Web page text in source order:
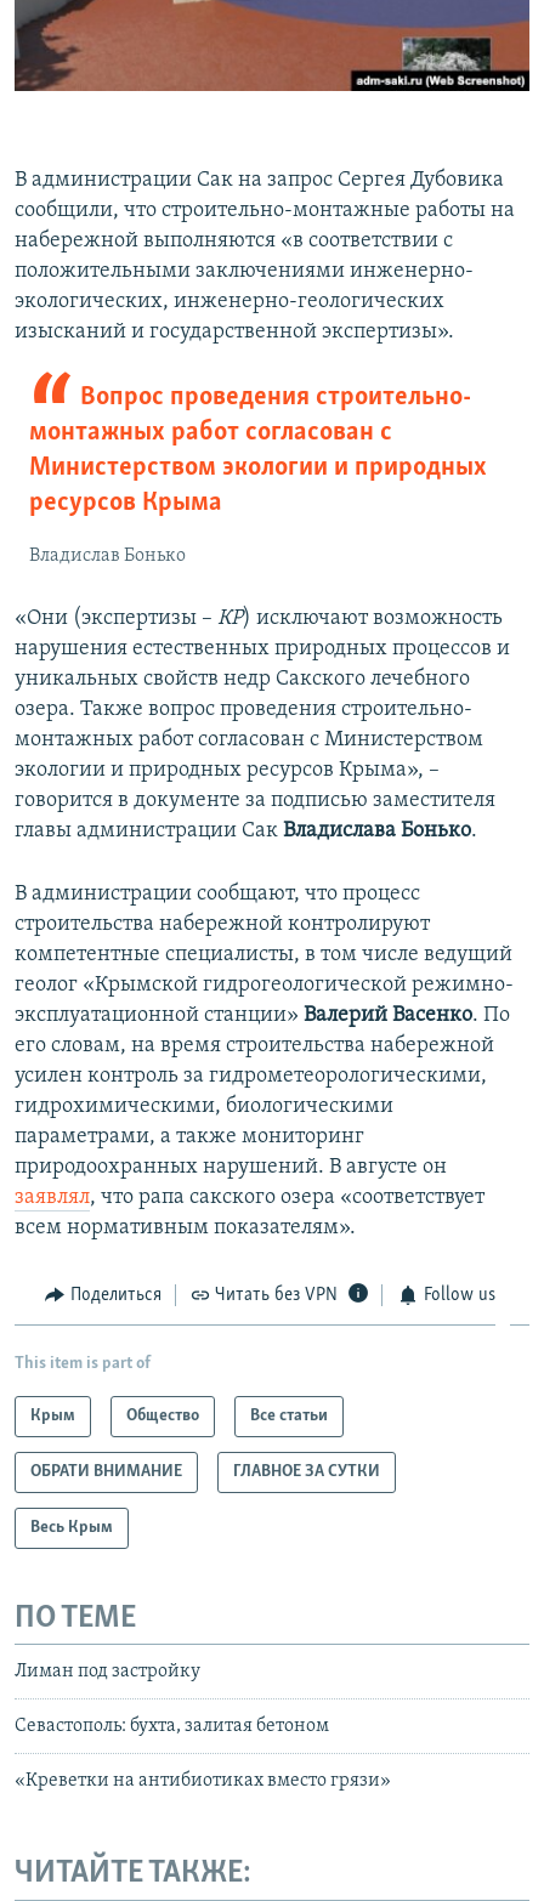
В администрации Сак на запрос Сергея Дубовика
сообщили, что строительно-монтажные работы на
набережной выполняются «в соответствии с
положительными заключениями инженерно-
экологических, инженерно-геологических
изысканий и государственной экспертизы».
Вопрос проведения строительно-
монтажных работ согласован с
Министерством экологии и природных
ресурсов Крыма
Владислав Бонько
«Они (экспертизы – КР) исключают возможность
нарушения естественных природных процессов и
уникальных свойств недр Сакского лечебного
озера. Также вопрос проведения строительно-
монтажных работ согласован с Министерством
экологии и природных ресурсов Крыма», –
говорится в документе за подписью заместителя
главы администрации Сак Владислава Бонько.
В администрации сообщают, что процесс
строительства набережной контролируют
компетентные специалисты, в том числе ведущий
геолог «Крымской гидрогеологической режимно-
эксплуатационной станции» Валерий Васенко. По
его словам, на время строительства набережной
усилен контроль за гидрометеорологическими,
гидрохимическими, биологическими
параметрами, а также мониторинг
природоохранных нарушений. В августе он
заявлял, что рапа сакского озера «соответствует
всем нормативным показателям».
Поделиться Читать без VPN Follow us
This item is part of
Крым Общество Все статьи
ОБРАТИ ВНИМАНИЕ ГЛАВНОЕ ЗА СУТКИ
Весь Крым
ПО ТЕМЕ
Лиман под застройку
Севастополь: бухта, залитая бетоном
«Креветки на антибиотиках вместо грязи»
ЧИТАЙТЕ ТАКЖЕ: